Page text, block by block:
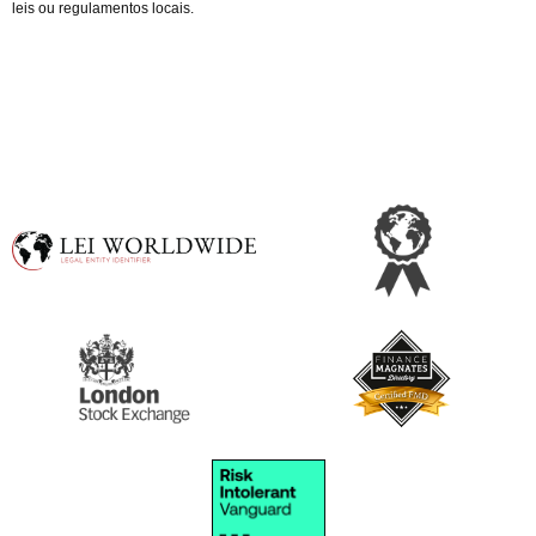
leis ou regulamentos locais.